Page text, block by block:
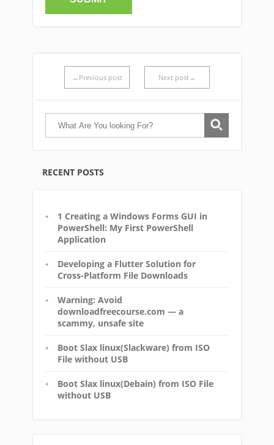
←Previous post Next post→
RECENT POSTS
1 Creating a Windows Forms GUI in
PowerShell: My First PowerShell
Application
Developing a Flutter Solution for
Cross-Platform File Downloads
Warning: Avoid
downloadfreecourse.com — a
scammy, unsafe site
Boot Slax linux(Slackware) from ISO
File without USB
Boot Slax linux(Debain) from ISO File
without USB